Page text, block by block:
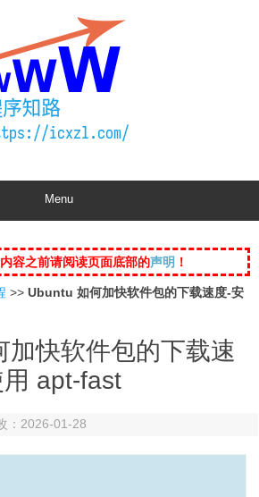
Menu
容之前请阅读页面底部的声明 ！
>> Ubuntu 如何加快软件包的下载速度-安
加快软件包的下载速
apt-fast
：2026-01-28